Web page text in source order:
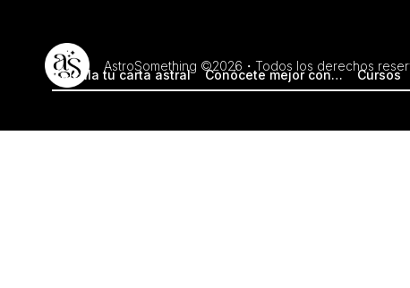
Calcula tu carta astral Conócete mejor con… Cursos
AstroSomething ©2026・Todos los derechos